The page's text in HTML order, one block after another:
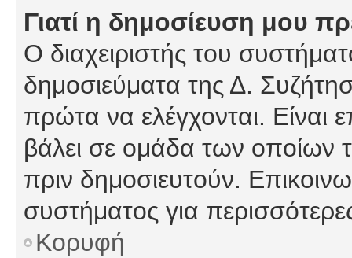
Γιατί η δημοσίευση μου
Ο διαχειριστής του
δημοσιεύματα της Δ.
πρώτα να ελέγχονται. Είναι
βάλει σε ομάδα των οποίων
πριν δημοσιευτούν.
συστήματος για
Κορυφή